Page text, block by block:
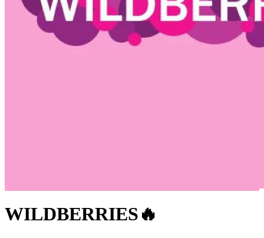
WILDBERRIES🔥